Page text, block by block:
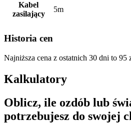
Kabel
zasilający
5m
Historia cen
Najniższa cena z ostatnich 30 dni to 95
Kalkulatory
Oblicz, ile ozdób lub
potrzebujesz do swojej